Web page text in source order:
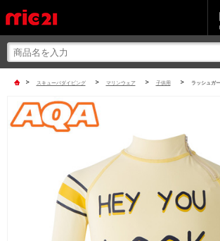
> スキューバダイビング > マリンウェア > 子供用 > ラッシュガ